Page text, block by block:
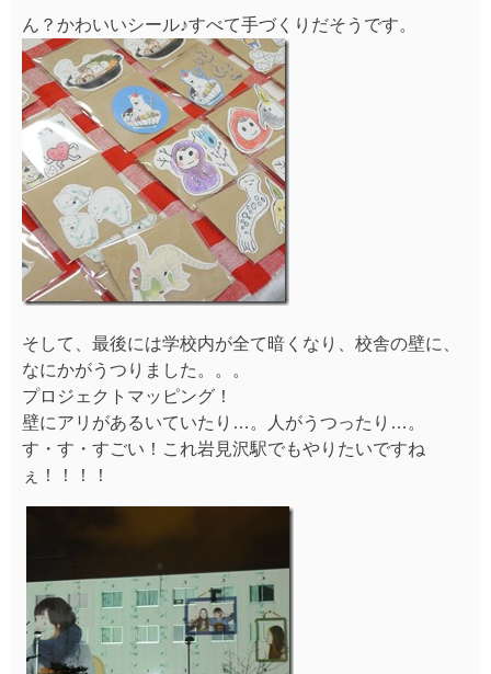
ん？かわいいシール♪すべて手づくりだそうです。
そして、最後には学校内が全て暗くなり、校舎の壁に、
なにかがうつりました。。。
プロジェクトマッピング！
壁にアリがあるいていたり…。人がうつったり…。
す・す・すごい！これ岩見沢駅でもやりたいですね
ぇ！！！！